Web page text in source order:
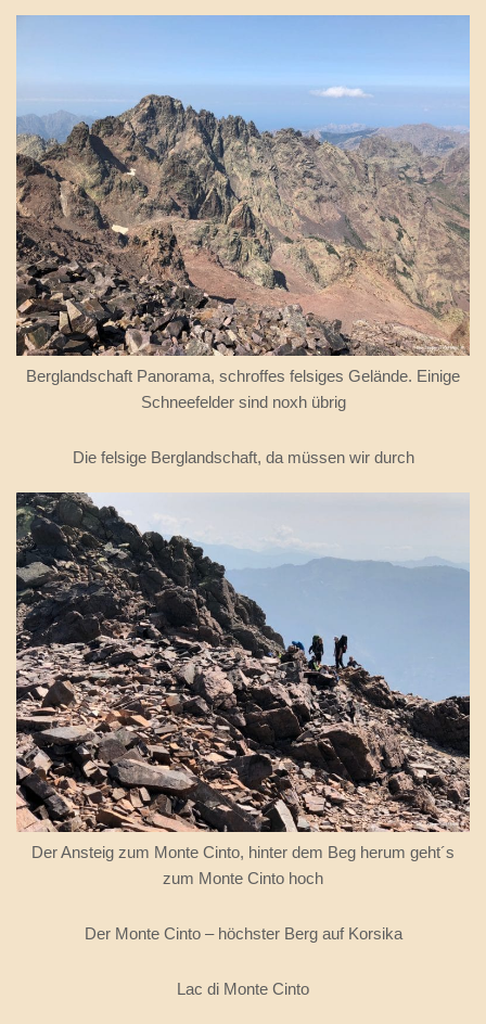
Berglandschaft Panorama, schroffes felsiges Gelände. Einige
Schneefelder sind noxh übrig
Die felsige Berglandschaft, da müssen wir durch
Der Ansteig zum Monte Cinto, hinter dem Beg herum geht´s
zum Monte Cinto hoch
Der Monte Cinto – höchster Berg auf Korsika
Lac di Monte Cinto